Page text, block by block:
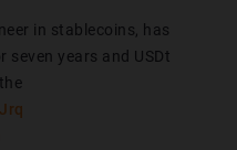
in stablecoins, has
seven years and USDt